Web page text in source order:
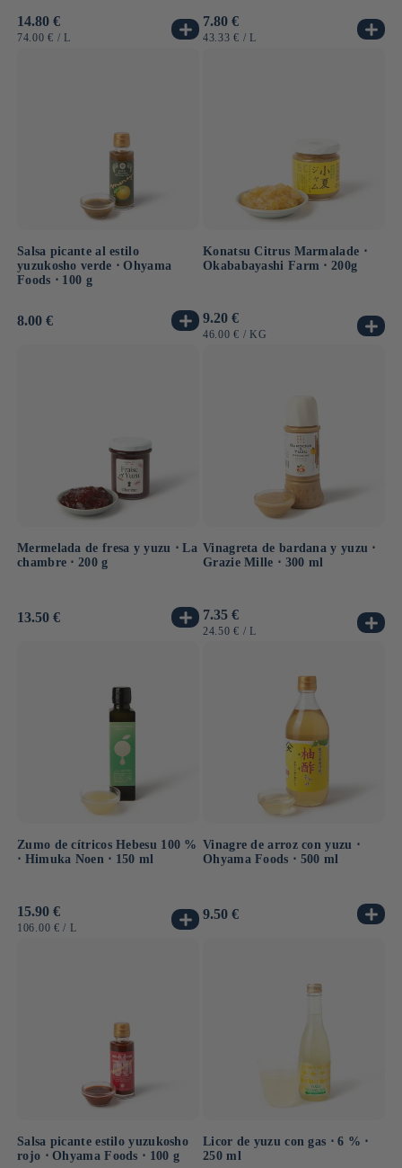
Precio
habitual
14.80 €
PRECIO
74.00 € / POR
L
Precio
habitual
7.80 €
PRECIO
43.33 € / POR
L
Salsa picante al estilo
yuzukosho verde ⋅ Ohyama
Foods ⋅ 100 g
Precio
8.00 €
Konatsu Citrus Marmalade ⋅
Okababayashi Farm ⋅ 200g
Precio
habitual
9.20 €
PRECIO
46.00 € / POR
KG
Mermelada de fresa y yuzu ⋅ La
chambre ⋅ 200 g
Precio
13.50 €
Vinagreta de bardana y yuzu ⋅
Grazie Mille ⋅ 300 ml
Precio
habitual
7.35 €
PRECIO
24.50 € / POR
L
Zumo de cítricos Hebesu 100 %
⋅ Himuka Noen ⋅ 150 ml
Precio
habitual
15.90 €
PRECIO
106.00 € / POR
L
Vinagre de arroz con yuzu ⋅
Ohyama Foods ⋅ 500 ml
Precio
9.50 €
Salsa picante estilo yuzukosho
rojo ⋅ Ohyama Foods ⋅ 100 g
Licor de yuzu con gas ⋅ 6 % ⋅
250 ml